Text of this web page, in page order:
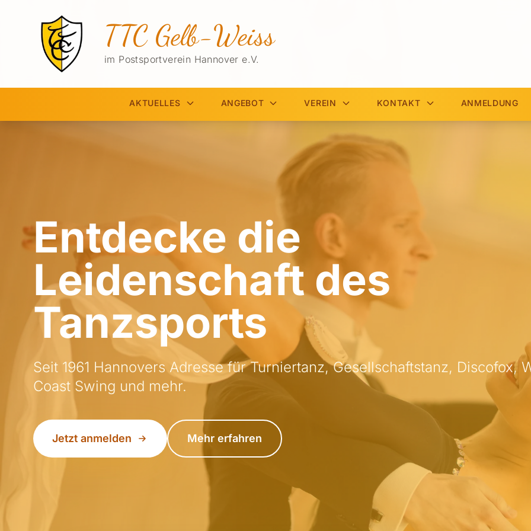
TTC Gelb-Weiss
im Postsportverein Hannover e.V.
AKTUELLES ANGEBOT VEREIN KONTAKT ANMELDUNG
Entdecke die
Leidenschaft des
Tanzsports
Seit 1961 Hannovers Adresse für Turniertanz, Gesellschaftstanz, Discofox,
Coast Swing und mehr.
Jetzt anmelden Mehr erfahren